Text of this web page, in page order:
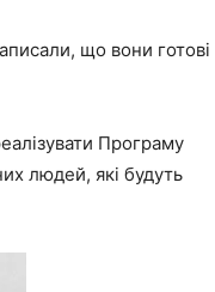
що вони готові
Програму
людей, які будуть